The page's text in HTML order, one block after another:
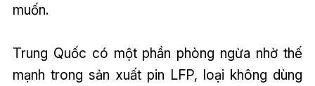
muốn.
Trung Quốc có một phần phòng ngừa nhờ thế
mạnh trong sản xuất pin LFP, loại không dùng